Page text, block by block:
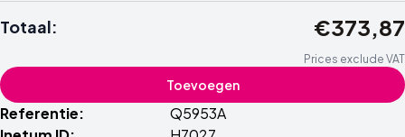
Totaal: €373,87
Prices exclude VAT
Toevoegen
Referentie:
Q5953A